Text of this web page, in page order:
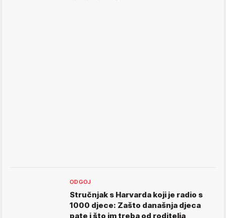
ODGOJ
Stručnjak s Harvarda koji je radio s
1000 djece: Zašto današnja djeca
pate i što im treba od roditelja